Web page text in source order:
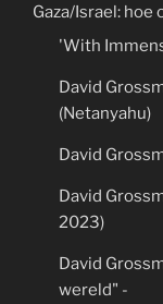
Gaza/Israel:
'With
David
(Netanyahu)
David
David
2023)
David
wereld" -